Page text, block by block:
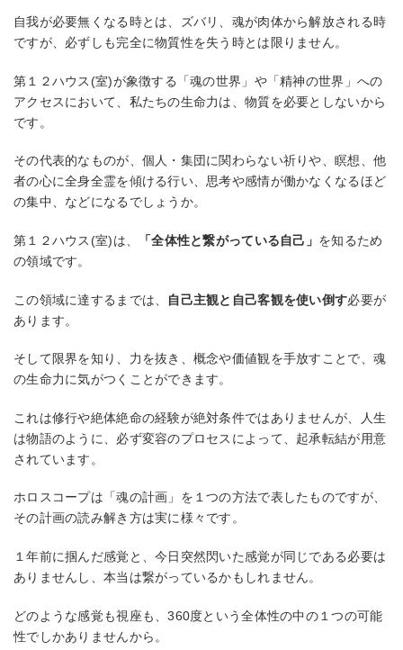
自我が必要無くなる時とは、ズバリ、魂が肉体から解放される時
ですが、必ずしも完全に物質性を失う時とは限りません。
第１２ハウス(室)が象徴する「魂の世界」や「精神の世界」への
アクセスにおいて、私たちの生命力は、物質を必要としないから
です。
その代表的なものが、個人・集団に関わらない祈りや、瞑想、他
者の心に全身全霊を傾ける行い、思考や感情が働かなくなるほど
の集中、などになるでしょうか。
第１２ハウス(室)は、 「全体性と繋がっている自己」 を知るため
の領域です。
この領域に達するまでは、 自己主観と自己客観を使い倒す必要が
あります。
そして限界を知り、力を抜き、概念や価値観を手放すことで、魂
の生命力に気がつくことができます。
これは修行や絶体絶命の経験が絶対条件ではありませんが、人生
は物語のように、必ず変容のプロセスによって、起承転結が用意
されています。
ホロスコープは「魂の計画」を１つの方法で表したものですが、
その計画の読み解き方は実に様々です。
１年前に掴んだ感覚と、今日突然閃いた感覚が同じである必要は
ありませんし、本当は繋がっているかもしれません。
どのような感覚も視座も、360度という全体性の中の１つの可能
性でしかありませんから。